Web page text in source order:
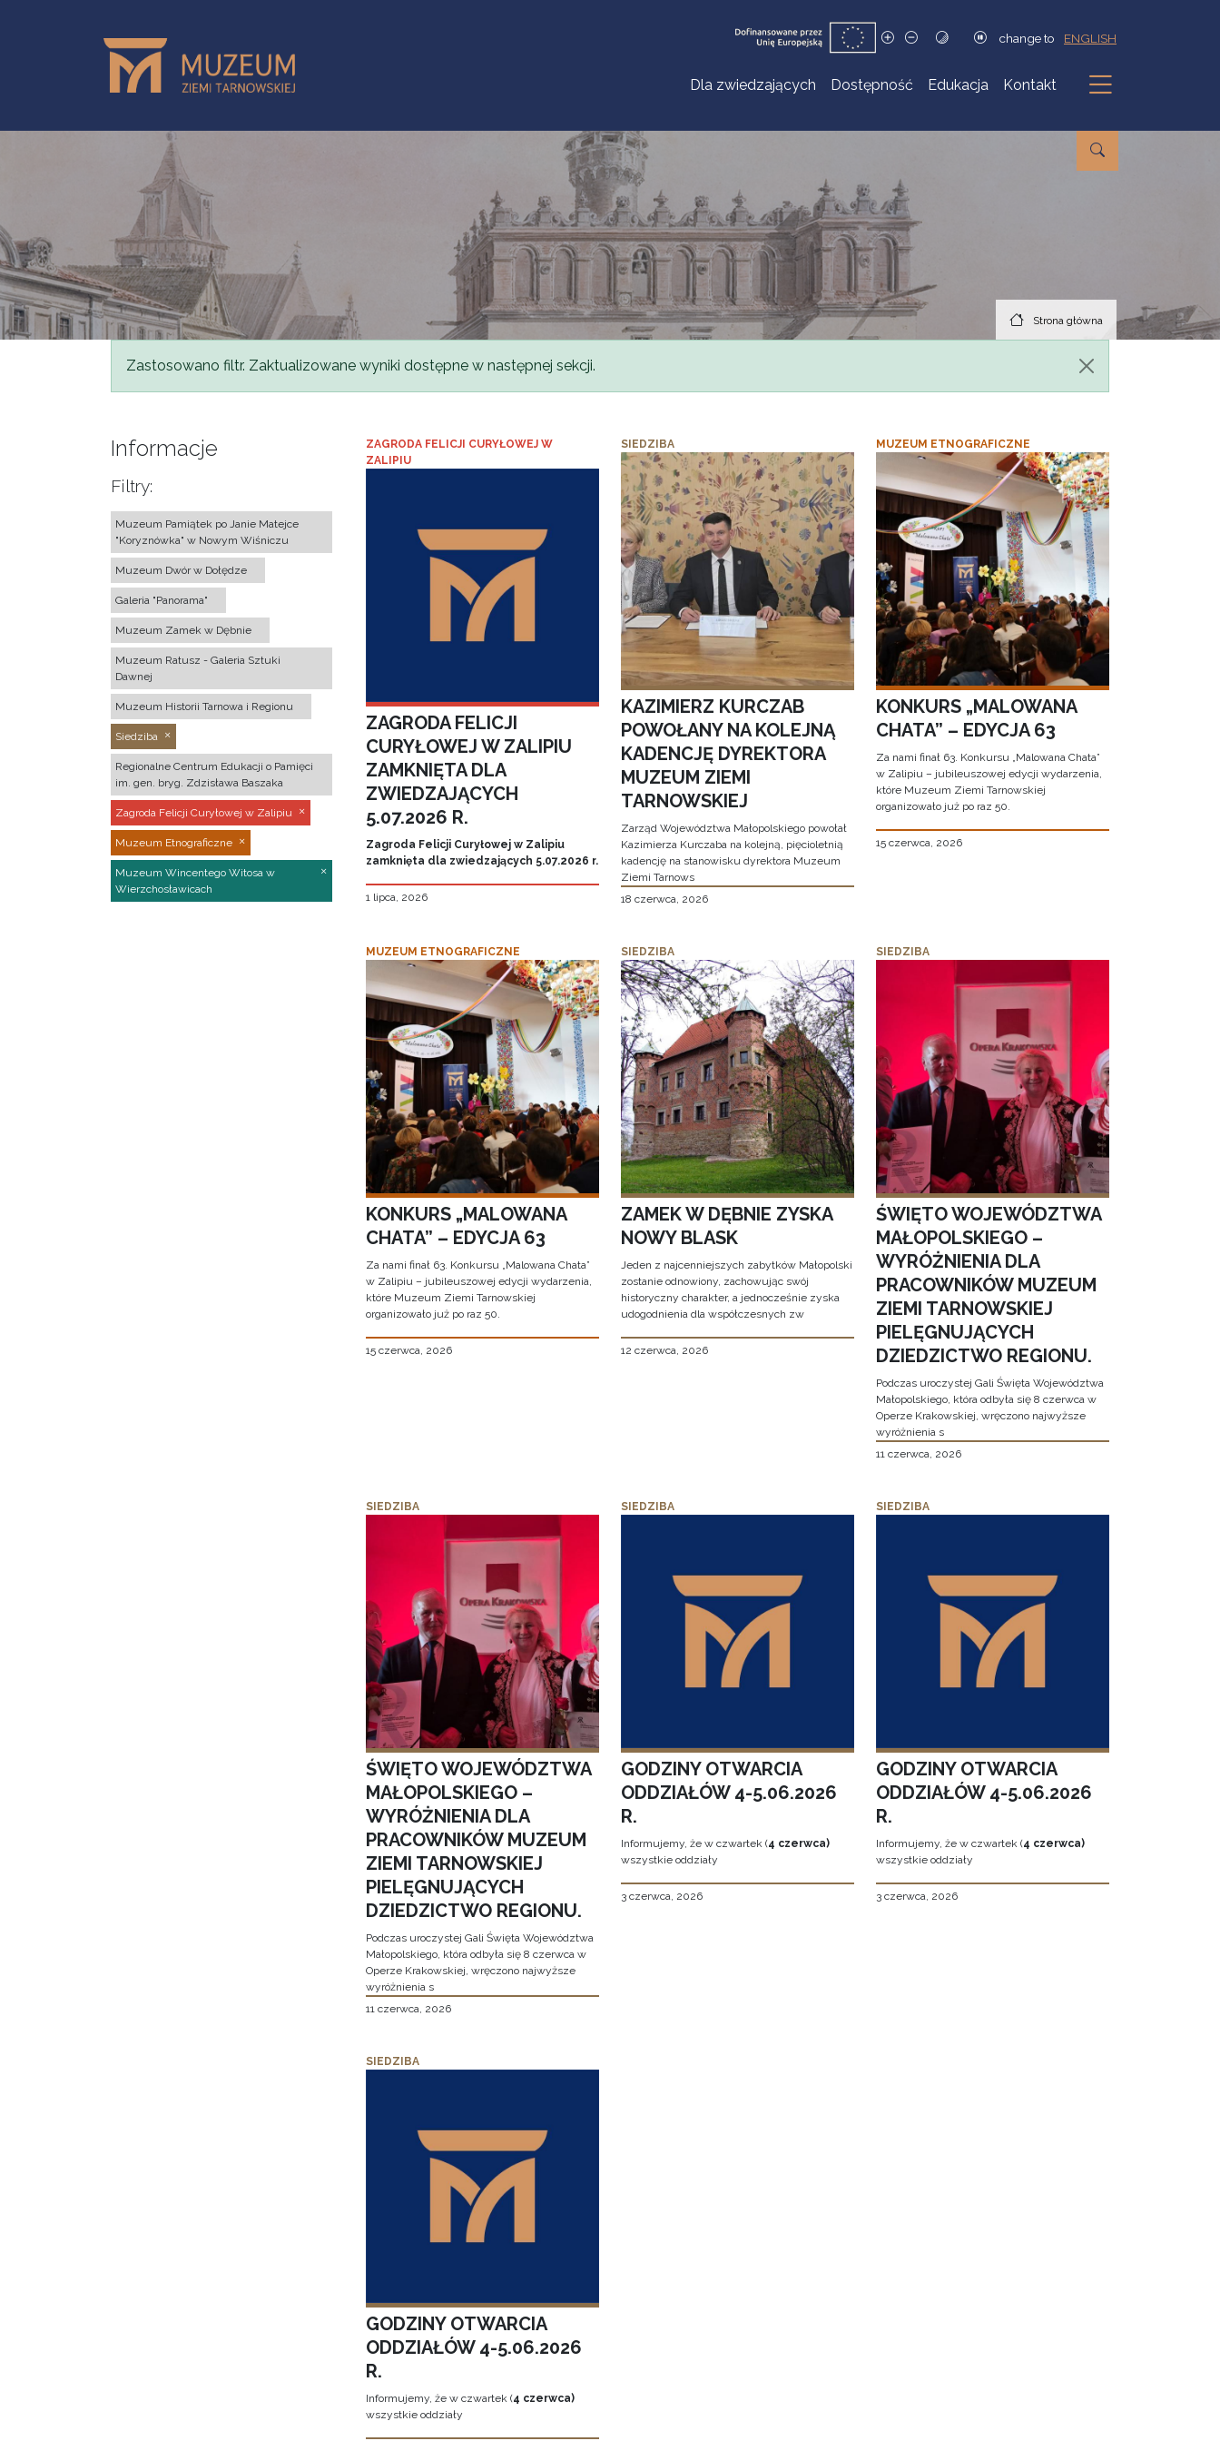
change to ENGLISH
Dla zwiedzających Dostępność Edukacja Kontakt
Podmenu
Strona główna
Komunikat
Zastosowano filtr. Zaktualizowane wyniki dostępne w następnej sekcji.
Informacje
Filtry:
Muzeum Pamiątek po Janie Matejce
"Koryznówka" w Nowym Wiśniczu
Muzeum Dwór w Dołędze
Galeria "Panorama"
Muzeum Zamek w Dębnie
Muzeum Ratusz - Galeria Sztuki
Dawnej
Muzeum Historii Tarnowa i Regionu
Siedziba
Regionalne Centrum Edukacji o Pamięci
im. gen. bryg. Zdzisława Baszaka
Zagroda Felicji Curyłowej w Zalipiu
Muzeum Etnograficzne
Muzeum Wincentego Witosa w
Wierzchosławicach
ZAGRODA FELICJI CURYŁOWEJ W
ZALIPIU
ZAGRODA FELICJI
CURYŁOWEJ W ZALIPIU
ZAMKNIĘTA DLA
ZWIEDZAJĄCYCH
5.07.2026 R.
Zagroda Felicji Curyłowej w Zalipiu
zamknięta dla zwiedzających 5.07.2026 r.
1 lipca, 2026
SIEDZIBA
KAZIMIERZ KURCZAB
POWOŁANY NA KOLEJNĄ
KADENCJĘ DYREKTORA
MUZEUM ZIEMI
TARNOWSKIEJ
Zarząd Województwa Małopolskiego powołał
Kazimierza Kurczaba na kolejną, pięcioletnią
kadencję na stanowisku dyrektora Muzeum
Ziemi Tarnows
18 czerwca, 2026
MUZEUM ETNOGRAFICZNE
KONKURS „MALOWANA
CHATA” – EDYCJA 63
Za nami finał 63. Konkursu „Malowana Chata”
w Zalipiu – jubileuszowej edycji wydarzenia,
które Muzeum Ziemi Tarnowskiej
organizowało już po raz 50.
15 czerwca, 2026
MUZEUM ETNOGRAFICZNE
KONKURS „MALOWANA
CHATA” – EDYCJA 63
Za nami finał 63. Konkursu „Malowana Chata”
w Zalipiu – jubileuszowej edycji wydarzenia,
które Muzeum Ziemi Tarnowskiej
organizowało już po raz 50.
15 czerwca, 2026
SIEDZIBA
ZAMEK W DĘBNIE ZYSKA
NOWY BLASK
Jeden z najcenniejszych zabytków Małopolski
zostanie odnowiony, zachowując swój
historyczny charakter, a jednocześnie zyska
udogodnienia dla współczesnych zw
12 czerwca, 2026
SIEDZIBA
ŚWIĘTO WOJEWÓDZTWA
MAŁOPOLSKIEGO –
WYRÓŻNIENIA DLA
PRACOWNIKÓW MUZEUM
ZIEMI TARNOWSKIEJ
PIELĘGNUJĄCYCH
DZIEDZICTWO REGIONU.
Podczas uroczystej Gali Święta Województwa
Małopolskiego, która odbyła się 8 czerwca w
Operze Krakowskiej, wręczono najwyższe
wyróżnienia s
11 czerwca, 2026
SIEDZIBA
ŚWIĘTO WOJEWÓDZTWA
MAŁOPOLSKIEGO –
WYRÓŻNIENIA DLA
PRACOWNIKÓW MUZEUM
ZIEMI TARNOWSKIEJ
PIELĘGNUJĄCYCH
DZIEDZICTWO REGIONU.
Podczas uroczystej Gali Święta Województwa
Małopolskiego, która odbyła się 8 czerwca w
Operze Krakowskiej, wręczono najwyższe
wyróżnienia s
11 czerwca, 2026
SIEDZIBA
GODZINY OTWARCIA
ODDZIAŁÓW 4-5.06.2026
R.
Informujemy, że w czwartek (4 czerwca)
wszystkie oddziały
3 czerwca, 2026
SIEDZIBA
GODZINY OTWARCIA
ODDZIAŁÓW 4-5.06.2026
R.
Informujemy, że w czwartek (4 czerwca)
wszystkie oddziały
3 czerwca, 2026
SIEDZIBA
GODZINY OTWARCIA
ODDZIAŁÓW 4-5.06.2026
R.
Informujemy, że w czwartek (4 czerwca)
wszystkie oddziały